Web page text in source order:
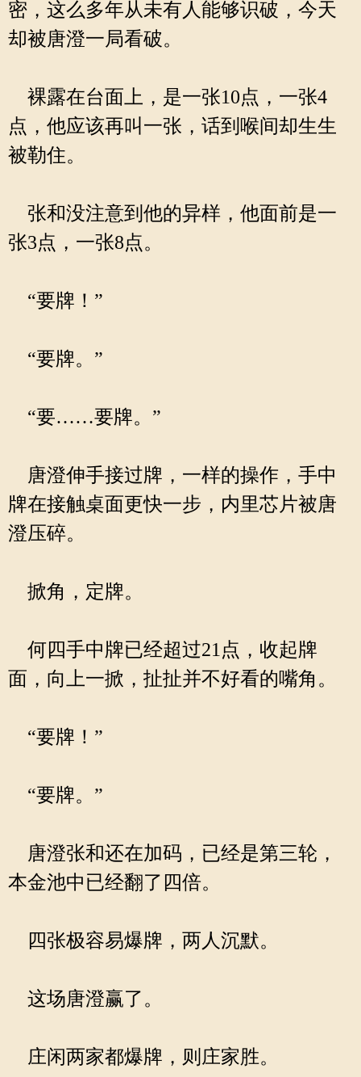
密，这么多年从未有人能够识破，今天
却被唐澄一局看破。
裸露在台面上，是一张10点，一张4
点，他应该再叫一张，话到喉间却生生
被勒住。
张和没注意到他的异样，他面前是一
张3点，一张8点。
“要牌！”
“要牌。”
“要……要牌。”
唐澄伸手接过牌，一样的操作，手中
牌在接触桌面更快一步，内里芯片被唐
澄压碎。
掀角，定牌。
何四手中牌已经超过21点，收起牌
面，向上一掀，扯扯并不好看的嘴角。
“要牌！”
“要牌。”
唐澄张和还在加码，已经是第三轮，
本金池中已经翻了四倍。
四张极容易爆牌，两人沉默。
这场唐澄赢了。
庄闲两家都爆牌，则庄家胜。